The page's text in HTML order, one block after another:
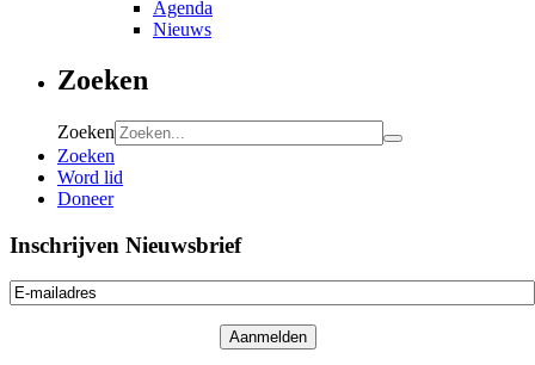
Agenda
Nieuws
Zoeken
Zoeken
Zoeken
Word lid
Doneer
Inschrijven Nieuwsbrief